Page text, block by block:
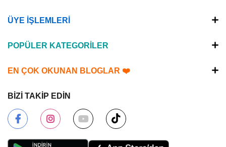
ÜYE İŞLEMLERİ
POPÜLER KATEGORİLER
EN ÇOK OKUNAN BLOGLAR ❤️
BİZİ TAKİP EDİN